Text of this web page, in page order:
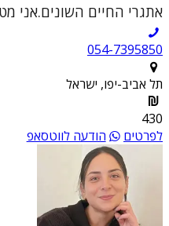
אתגרי החיים השונים.אני
054-7395850
תל אביב-יפו, ישראל
430
לפרטים
הודעה לווטסאפ